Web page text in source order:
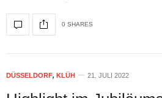
0 SHARES
DÜSSELDORF, KLÜH 21. JULI 2022